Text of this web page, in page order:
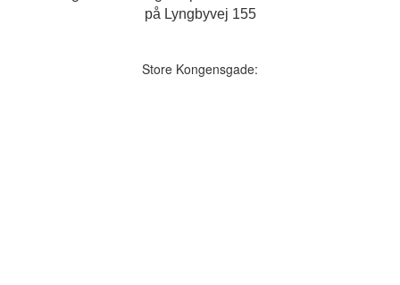
på Lyngbyvej 155
Store Kongensgade: